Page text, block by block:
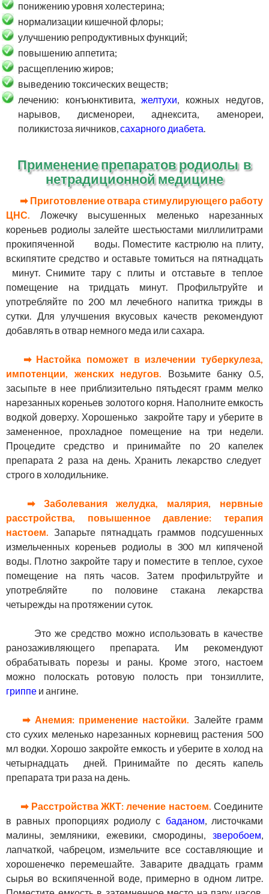
понижению уровня холестерина;
нормализации кишечной флоры;
улучшению репродуктивных функций;
повышению аппетита;
расщеплению жиров;
выведению токсических веществ;
лечению: конъюнктивита,желтухи, кожных недугов,
нарывов, дисменореи, аднексита, аменореи,
поликистоза яичников,сахарного диабета.
Применение препаратов родиолы в
нетрадиционной медицине
➡ Приготовление отвара стимулирующего работу
ЦНС.Ложечку высушенных меленько нарезанных
кореньев родиолы залейте шестьюстами миллилитрами
прокипяченной воды. Поместите кастрюлю на плиту,
вскипятите средство и оставьте томиться на пятнадцать
минут. Снимите тару с плиты и отставьте в теплое
помещение на тридцать минут. Профильтруйте и
употребляйте по 200 мл лечебного напитка трижды в
сутки. Для улучшения вкусовых качеств рекомендуют
добавлять в отвар немного меда или сахара.
➡ Настойка поможет в излечении туберкулеза,
импотенции, женских недугов. Возьмите банку 0.5,
засыпьте в нее приблизительно пятьдесят грамм мелко
нарезанных кореньев золотого корня. Наполните емкость
водкой доверху. Хорошенько закройте тару и уберите в
замененное, прохладное помещение на три недели.
Процедите средство и принимайте по 20 капелек
препарата 2 раза на день. Хранить лекарство следует
строго в холодильнике.
➡ Заболевания желудка, малярия, нервные
расстройства, повышенное давление: терапия
настоем. Запарьте пятнадцать граммов подсушенных
измельченных кореньев родиолы в 300 мл кипяченой
воды. Плотно закройте тару и поместите в теплое, сухое
помещение на пять часов. Затем профильтруйте и
употребляйте по половине стакана лекарства
четырежды на протяжении суток.
Это же средство можно использовать в качестве
ранозаживляющего препарата. Им рекомендуют
обрабатывать порезы и раны. Кроме этого, настоем
можно полоскать ротовую полость при тонзиллите,
гриппе и ангине.
➡ Анемия: применение настойки. Залейте грамм
сто сухих меленько нарезанных корневищ растения 500
мл водки. Хорошо закройте емкость и уберите в холод на
четырнадцать дней. Принимайте по десять капель
препарата три раза на день.
➡ Расстройства ЖКТ: лечение настоем. Соедините
в равных пропорциях родиолу с баданом, листочками
малины, земляники, ежевики, смородины, зверобоем,
лапчаткой, чабрецом, измельчите все составляющие и
хорошенечко перемешайте. Заварите двадцать грамм
сырья во вскипяченной воде, примерно в одном литре.